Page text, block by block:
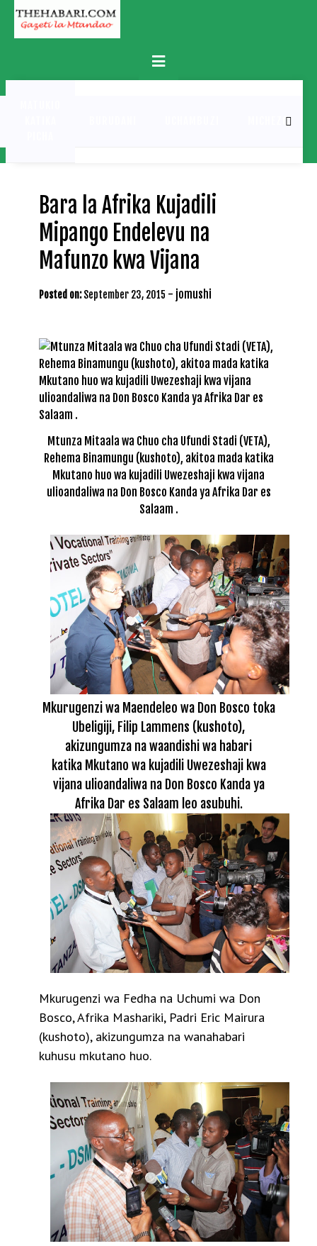
Skip
content
Primary
Menu
MICHEZO
Bara la Afrika Kujadili
Mipango Endelevu na
Mafunzo kwa Vijana
Posted on: September 23, 2015 - jomushi
Mtunza Mitaala wa Chuo cha Ufundi Stadi (VETA),
Rehema Binamungu (kushoto), akitoa mada katika
Mkutano huo wa kujadili Uwezeshaji kwa vijana
ulioandaliwa na Don Bosco Kanda ya Afrika Dar es
Salaam .
Mkurugenzi wa Maendeleo wa Don Bosco toka
Ubeligiji, Filip Lammens (kushoto),
akizungumza na waandishi wa habari
katika Mkutano wa kujadili Uwezeshaji kwa
vijana ulioandaliwa na Don Bosco Kanda ya
Afrika Dar es Salaam leo asubuhi.
Mkurugenzi wa Fedha na Uchumi wa Don
Bosco, Afrika Mashariki, Padri Eric Mairura
(kushoto), akizungumza na wanahabari
kuhusu mkutano huo.